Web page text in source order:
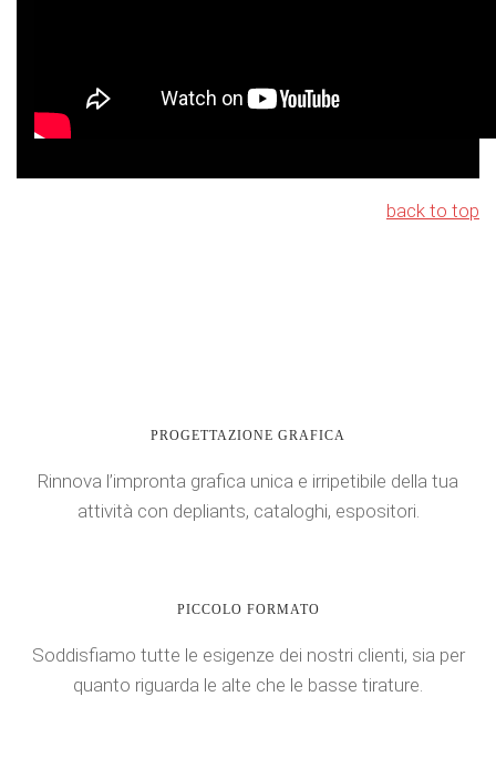
back to top
PROGETTAZIONE GRAFICA
Rinnova l’impronta grafica unica e irripetibile della tua
attività con depliants, cataloghi, espositori.
PICCOLO FORMATO
Soddisfiamo tutte le esigenze dei nostri clienti, sia per
quanto riguarda le alte che le basse tirature.